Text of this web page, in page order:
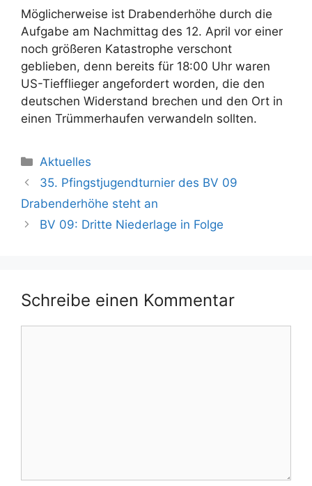
Möglicherweise ist Drabenderhöhe durch die
Aufgabe am Nachmittag des 12. April vor einer
noch größeren Katastrophe verschont
geblieben, denn bereits für 18:00 Uhr waren
US-Tiefflieger angefordert worden, die den
deutschen Widerstand brechen und den Ort in
einen Trümmerhaufen verwandeln sollten.
Kategorien
Aktuelles
35. Pfingstjugendturnier des BV 09
Drabenderhöhe steht an
BV 09: Dritte Niederlage in Folge
Schreibe einen Kommentar